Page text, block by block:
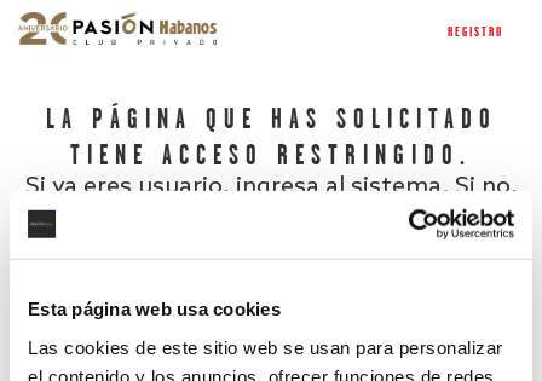
Esta página web usa cookies
Las cookies de este sitio web se usan para personalizar
el contenido y los anuncios, ofrecer funciones de redes
REGISTRO
LA PÁGINA QUE HAS SOLICITADO
TIENE ACCESO RESTRINGIDO.
Si ya eres usuario, ingresa al sistema. Si no,